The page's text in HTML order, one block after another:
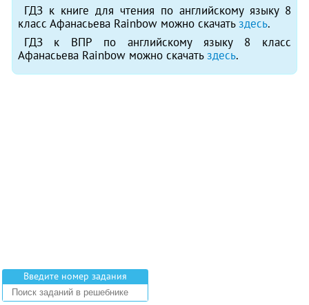
ГДЗ к книге для чтения по английскому языку 8
класс Афанасьева Rainbow можно скачатьздесь.
ГДЗ к ВПР по английскому языку 8 класс
Афанасьева Rainbow можно скачатьздесь.
Введите номер задания